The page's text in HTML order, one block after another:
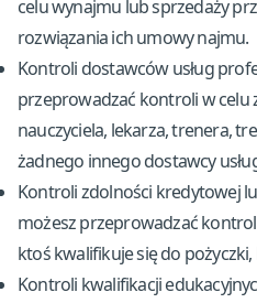
celu wynajmu lub sprzedaży
rozwiązania ich umowy najmu.
Kontroli dostawców usług
przeprowadzać kontroli w celu
nauczyciela, lekarza, trenera,
żadnego innego dostawcy
Kontroli zdolności kredytowej
możesz przeprowadzać
ktoś kwalifikuje się do
Kontroli kwalifikacji